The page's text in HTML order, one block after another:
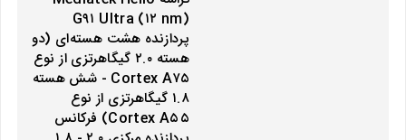
G۹۱ Ultra (۱۲ nm)
پردازنده‌ هشت هسته‌ای (دو
هسته ۲.۰ گیگاهرتزی از نوع
Cortex A۷۵ - شش هسته
۱.۸ گیگاهرتزی از نوع
Cortex A۵۵) فرکانس